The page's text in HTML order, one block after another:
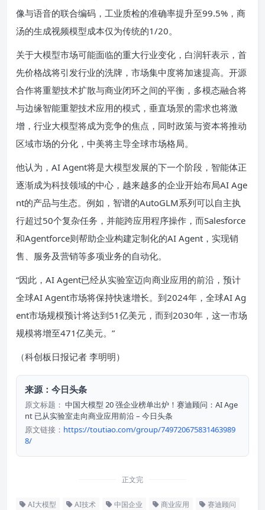
像与语音的联合编码，工业质检的准确率提升至99.5%，商
汤的生成视频模型成本仅为传统的1/20。
关于大模型市场可能面临的重大行业变化，白润轩表示，首
先价格战将引发行业的洗牌，市场集中度将加速提高。开源
合作将重塑技术扩散与商业闭环之间的平衡，多模态融合将
与边缘智能重塑技术应用的模式，垂直场景的需求也将激
增，行业大模型将成为竞争的焦点，同时政策与资本将推动
区域市场的分化，中美将主导全球市场格局。
他认为，AI Agent将是大模型发展的下一个阶段，智能体正
逐渐成为科技领域的中心，越来越多的企业开始布局AI Age
nt的产品与生态。例如，智谱的AutoGLM系列可以自主执
行超过50个复杂任务，并能跨应用程序操作，而Salesforce
和Agentforce则帮助企业构建定制化的AI Agent，实现销
售、服务及营销等多项业务的自动化。
“因此，AI Agent已经从实验室迈向商业应用的前沿，预计
全球AI Agent市场将保持快速增长。到2024年，全球AI Ag
ent市场规模预计将达到51亿美元，而到2030年，这一市场
规模将增至471亿美元。”
（科创板日报记者 李明明）
来源：今日头条
原文标题： 中国大模型 20 强企业榜单出炉！赛迪顾问：AI Age
nt 已从实验室走向商业应用前沿 – 今日头条
原文链接： https://toutiao.com/group/749720675831463989
8/
正文完
AI大模型 AI技术 中国企业 商业应用 赛迪顾问